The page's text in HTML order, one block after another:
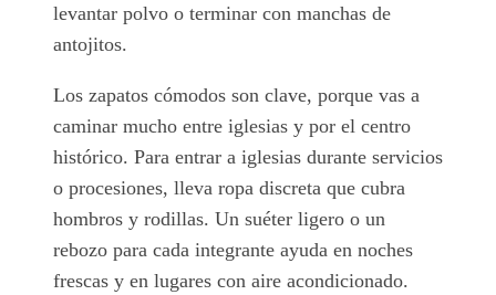
levantar polvo o terminar con manchas de
antojitos.
Los zapatos cómodos son clave, porque vas a
caminar mucho entre iglesias y por el centro
histórico. Para entrar a iglesias durante servicios
o procesiones, lleva ropa discreta que cubra
hombros y rodillas. Un suéter ligero o un
rebozo para cada integrante ayuda en noches
frescas y en lugares con aire acondicionado.